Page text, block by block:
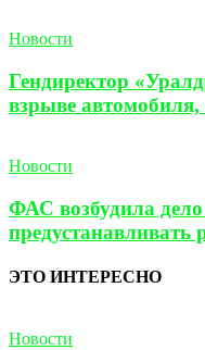
Новости
Гендиректор
взрыве автомобиля,
Новости
ФАС возбудила дело
предустанавливать
ЭТО ИНТЕРЕСНО
Новости